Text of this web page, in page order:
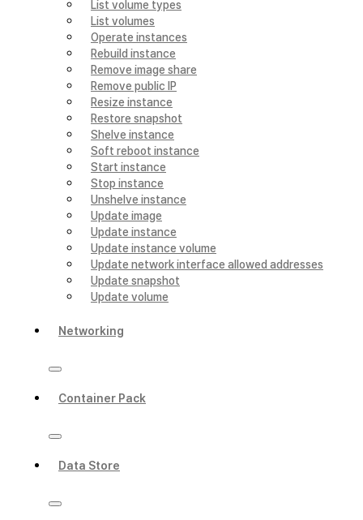
List volume types
List volumes
Operate instances
Rebuild instance
Remove image share
Remove public IP
Resize instance
Restore snapshot
Shelve instance
Soft reboot instance
Start instance
Stop instance
Unshelve instance
Update image
Update instance
Update instance volume
Update network interface allowed addresses
Update snapshot
Update volume
Networking
Container Pack
Data Store